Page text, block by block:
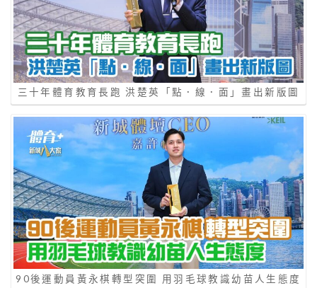
三十年體育教育長跑 洪楚英「點．線．面」畫出新版圖
90後運動員黃永棋轉型突圍 用羽毛球教識幼苗人生態度